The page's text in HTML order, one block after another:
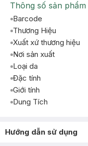
Thông số sản phẩm
Barcode
Thương Hiệu
Xuất xứ thương hiệu
Nơi sản xuất
Loại da
Đặc tính
Giới tính
Dung Tích
Hướng dẫn sử dụng